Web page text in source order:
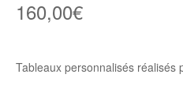
160,00€
Tableaux personnalisés réalisés